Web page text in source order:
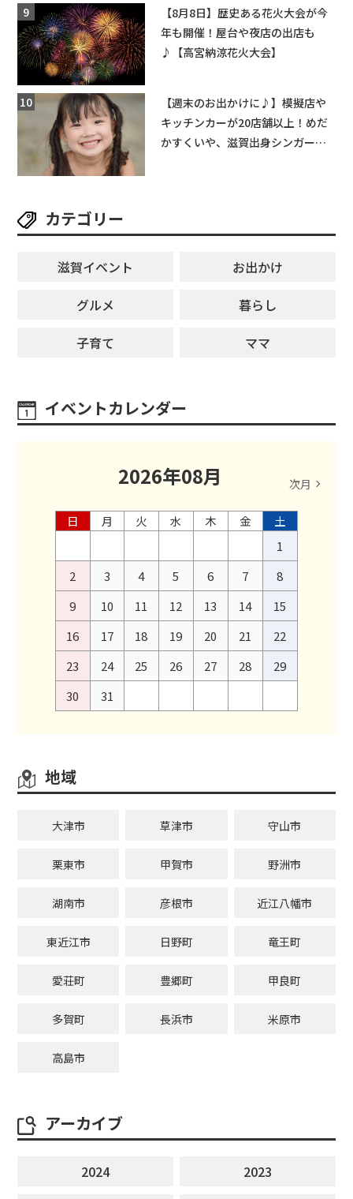
【8月8日】歴史ある花火大会が今
年も開催！屋台や夜店の出店も
♪【高宮納涼花火大会】
【週末のお出かけに♪】模擬店や
キッチンカーが20店舗以上！めだ
かすくいや、滋賀出身シンガーソ
カテゴリー
滋賀イベント
お出かけ
グルメ
暮らし
子育て
ママ
イベントカレンダー
2026年08月 次月
日 月 火 水 木 金
土
1
2
3 4 5 6 7
8
9
10 11 12 13 14
15
16
17 18 19 20 21
22
23
24 25 26 27 28
29
30
31
地域
大津市 草津市 守山市
栗東市 甲賀市 野洲市
湖南市 彦根市 近江八幡市
東近江市 日野町 竜王町
愛荘町 豊郷町 甲良町
多賀町 長浜市 米原市
高島市
アーカイブ
2024
2023